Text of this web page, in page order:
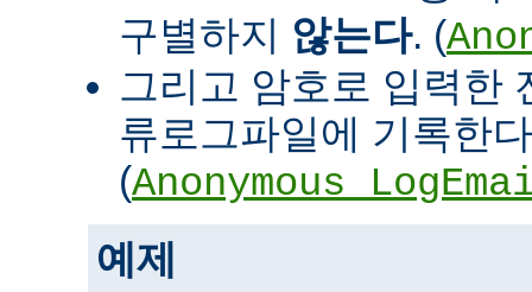
구별하지 않는다. (
그리고 암호로 입력한
류로그파일에 기록한
(
예제